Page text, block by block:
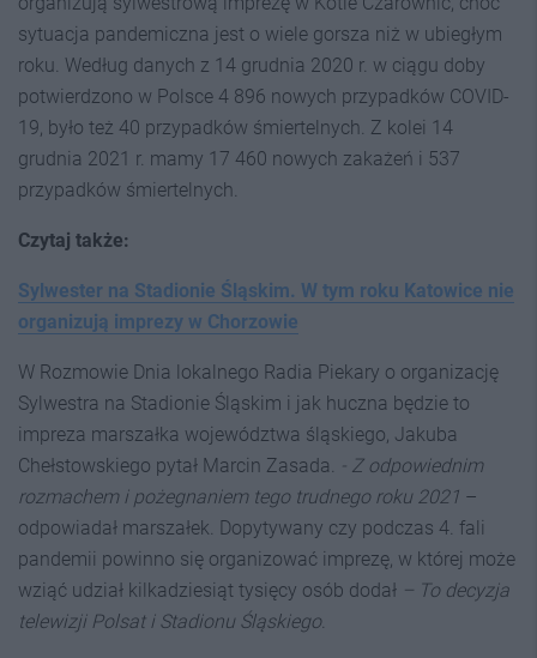
sytuacja pandemiczna jest o wiele gorsza niż w ubiegłym
roku. Według danych z 14 grudnia 2020 r. w ciągu doby
potwierdzono w Polsce 4 896 nowych przypadków COVID-
19, było też 40 przypadków śmiertelnych. Z kolei 14
grudnia 2021 r. mamy 17 460 nowych zakażeń i 537
przypadków śmiertelnych.
Czytaj także:
Sylwester na Stadionie Śląskim. W tym roku Katowice nie
organizują imprezy w Chorzowie
W Rozmowie Dnia lokalnego Radia Piekary o organizację
Sylwestra na Stadionie Śląskim i jak huczna będzie to
impreza marszałka województwa śląskiego, Jakuba
Chełstowskiego pytał Marcin Zasada.
- Z odpowiednim
rozmachem i pożegnaniem tego trudnego roku 2021 –
odpowiadał marszałek. Dopytywany czy podczas 4. fali
pandemii powinno się organizować imprezę, w której może
wziąć udział kilkadziesiąt tysięcy osób dodał – To decyzja
telewizji Polsat i Stadionu Śląskiego.